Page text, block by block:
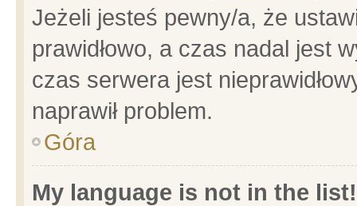
Jeżeli jesteś pewny/a, że
prawidłowo, a czas nadal jest
czas serwera jest
naprawił problem.
Góra
My language is not in the list!